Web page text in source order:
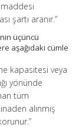
maddesi
şartı aranır.”
üçüncü
aşağıdaki cümle
kapasitesi veya
yönünde
tüm
alınmış